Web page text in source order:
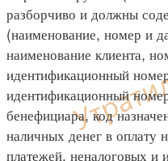
разборчиво и должны
(наименование, номер и
наименование клиента,
идентификационный
идентификационный
бенефициара, код
наличных денег в оплату
платежей, неналоговых